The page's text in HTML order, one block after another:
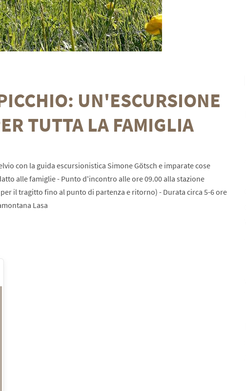
UN'ESCURSIONE
TUTTA LA FAMIGLIA
con la guida escursionistica Simone Götsch e imparate cose
alle famiglie - Punto d'incontro alle ore 09.00 alla stazione
il tragitto fino al punto di partenza e ritorno) - Durata circa 5-6 ore
Lasa